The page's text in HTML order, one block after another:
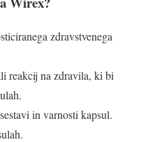
zdravstvenega
reakcij na zdravila, ki bi
in varnosti kapsul.